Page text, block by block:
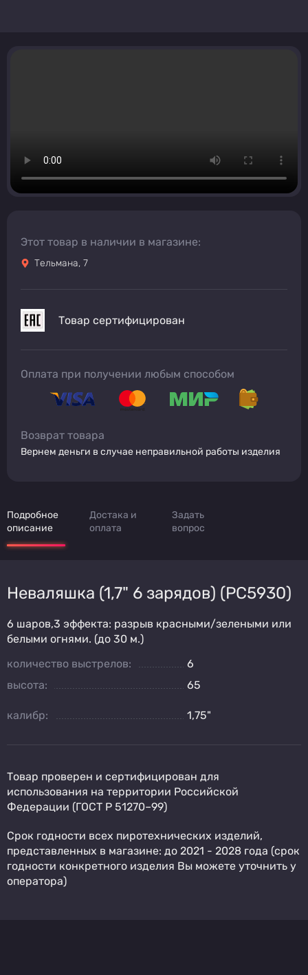
Этот товар в наличии в магазине:
Тельмана, 7
Товар сертифицирован
Оплата при получении любым способом
Возврат товара
Вернем деньги в случае неправильной работы изделия
Подробное
описание
Достака и
оплата
Задать
вопрос
Неваляшка (1,7" 6 зарядов) (PC5930)
6 шаров,3 эффекта: разрыв красными/зелеными или
белыми огнями. (до 30 м.)
количество выстрелов:
6
высота:
65
калибр: 1,75"
Товар проверен и сертифицирован для
использования на территории Российской
Федерации (ГОСТ Р 51270–99)
Срок годности всех пиротехнических изделий,
представленных в магазине: до 2021 - 2028 года (срок
годности конкретного изделия Вы можете уточнить у
оператора)